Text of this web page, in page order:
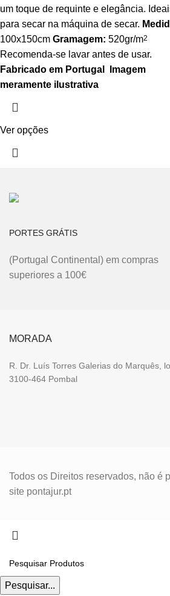
um toque de requinte e elegância.
para secar na máquina de secar.
100x150cm Gramagem: 520gr/m2
Recomenda-se lavar antes de usar.
Fabricado em Portugal
Imagem
meramente ilustrativa
Ver opções
PORTES GRÁTIS
(Portugal Continental) em compras
superiores a 100€
MORADA
R. Dr. Luís Torres Galerias do Marquês,
3100-464 Pombal
Todos os Direitos reservados, não é
site pontajur.pt
Pesquisar...